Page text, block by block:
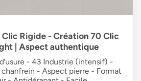
Rigide - Création 70 Clic
| Aspect authentique
- 43 Industrie (intensif) -
- Aspect pierre - Format